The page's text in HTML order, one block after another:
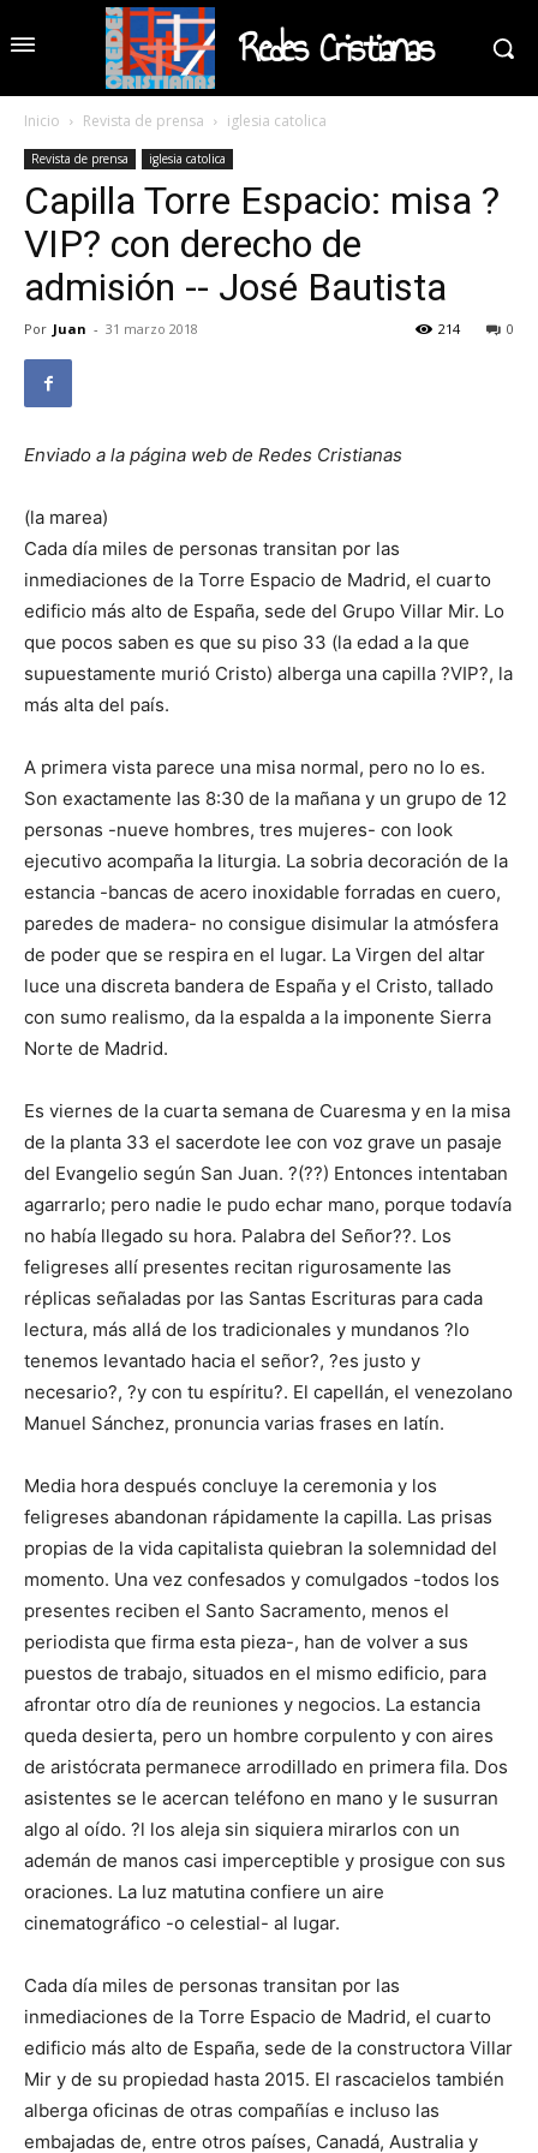
Redes Cristianas
Inicio Revista de prensa iglesia catolica
Revista de prensa iglesia catolica
Capilla Torre Espacio: misa ?
VIP? con derecho de
admisión -- José Bautista
Por Juan - 31 marzo 2018 0
214
Enviado a la página web de Redes Cristianas
(la marea)
Cada día miles de personas transitan por las
inmediaciones de la Torre Espacio de Madrid, el cuarto
edificio más alto de España, sede del Grupo Villar Mir. Lo
que pocos saben es que su piso 33 (la edad a la que
supuestamente murió Cristo) alberga una capilla ?VIP?, la
más alta del país.
A primera vista parece una misa normal, pero no lo es.
Son exactamente las 8:30 de la mañana y un grupo de 12
personas -nueve hombres, tres mujeres- con look
ejecutivo acompaña la liturgia. La sobria decoración de la
estancia -bancas de acero inoxidable forradas en cuero,
paredes de madera- no consigue disimular la atmósfera
de poder que se respira en el lugar. La Virgen del altar
luce una discreta bandera de España y el Cristo, tallado
con sumo realismo, da la espalda a la imponente Sierra
Norte de Madrid.
Es viernes de la cuarta semana de Cuaresma y en la misa
de la planta 33 el sacerdote lee con voz grave un pasaje
del Evangelio según San Juan. ?(??) Entonces intentaban
agarrarlo; pero nadie le pudo echar mano, porque todavía
no había llegado su hora. Palabra del Señor??. Los
feligreses allí presentes recitan rigurosamente las
réplicas señaladas por las Santas Escrituras para cada
lectura, más allá de los tradicionales y mundanos ?lo
tenemos levantado hacia el señor?, ?es justo y
necesario?, ?y con tu espíritu?. El capellán, el venezolano
Manuel Sánchez, pronuncia varias frases en latín.
Media hora después concluye la ceremonia y los
feligreses abandonan rápidamente la capilla. Las prisas
propias de la vida capitalista quiebran la solemnidad del
momento. Una vez confesados y comulgados -todos los
presentes reciben el Santo Sacramento, menos el
periodista que firma esta pieza-, han de volver a sus
puestos de trabajo, situados en el mismo edificio, para
afrontar otro día de reuniones y negocios. La estancia
queda desierta, pero un hombre corpulento y con aires
de aristócrata permanece arrodillado en primera fila. Dos
asistentes se le acercan teléfono en mano y le susurran
algo al oído. ?l los aleja sin siquiera mirarlos con un
ademán de manos casi imperceptible y prosigue con sus
oraciones. La luz matutina confiere un aire
cinematográfico -o celestial- al lugar.
Cada día miles de personas transitan por las
inmediaciones de la Torre Espacio de Madrid, el cuarto
edificio más alto de España, sede de la constructora Villar
Mir y de su propiedad hasta 2015. El rascacielos también
alberga oficinas de otras compañías e incluso las
embajadas de, entre otros países, Canadá, Australia y